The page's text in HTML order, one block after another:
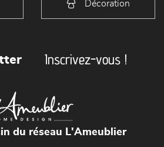
Décoration
Inscrivez-vous !
du réseau L'Ameublier